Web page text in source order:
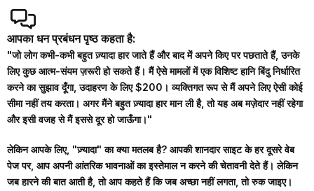
आपका धन प्रबंधन पृष्ठ कहता है:
"जो लोग कभी-कभी बहुत ज़्यादा हार जाते हैं और बाद में अपने किए पर पछताते हैं, उनके
लिए कुछ आत्म-संयम ज़रूरी हो सकते हैं। मैं ऐसे मामलों में एक विशिष्ट हानि बिंदु निर्धारित
करने का सुझाव दूँगा, उदाहरण के लिए $200। व्यक्तिगत रूप से मैं अपने लिए ऐसी कोई
सीमा नहीं तय करता। अगर मैंने बहुत ज़्यादा हार मान ली है, तो यह अब मज़ेदार नहीं रहेगा
और इसी वजह से मैं इससे दूर हो जाऊँगा।"
लेकिन आपके लिए, "ज़्यादा" का क्या मतलब है? आपकी शानदार साइट के हर दूसरे वेब
पेज पर, आप अपनी आंतरिक भावनाओं का इस्तेमाल न करने की चेतावनी देते हैं। लेकिन
जब हारने की बात आती है, तो आप कहते हैं कि जब अच्छा नहीं लगता, तो रुक जाइए।